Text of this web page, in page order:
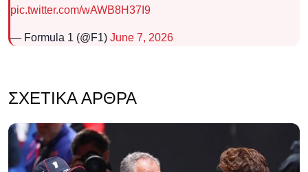
pic.twitter.com/wAWB8H37I9
— Formula 1 (@F1) June 7, 2026
ΣΧΕΤΙΚΆ ΆΡΘΡΑ